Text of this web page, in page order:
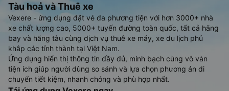
Tàu hoả và Thuê xe
Vexere - ứng dụng đặt vé đa phương tiện với hơn 3000+ nhà
xe chất lượng cao, 5000+ tuyến đường toàn quốc, tất cả hãng
bay và hãng tàu cùng dịch vụ thuê xe máy, xe du lịch phủ
khắp các tỉnh thành tại Việt Nam.
Ứng dụng hiển thị thông tin đầy đủ, minh bạch cùng vô vàn
tiện ích giúp người dùng so sánh và lựa chọn phương án di
chuyển tiết kiệm, nhanh chóng và phù hợp nhất.